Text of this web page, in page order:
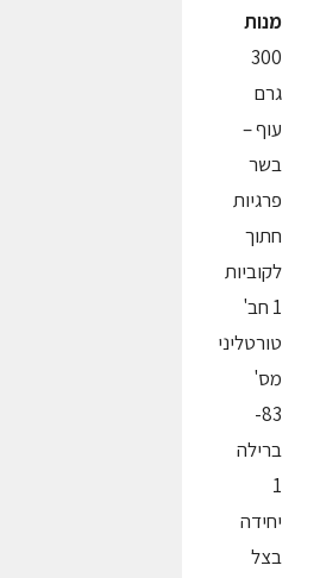
מנות
300
גרם
עוף –
בשר
פרגיות
חתוך
לקוביות
1 חב'
טורטליני
מס'
83-
ברילה
1
יחידה
בצל